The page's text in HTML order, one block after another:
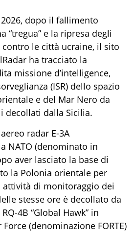
dopo il fallimento
“tregua” e la ripresa degli
le città ucraine, il sito
ha tracciato la
missione d’intelligence,
(ISR) dello spazio
e del Mar Nero da
decollati dalla Sicilia.
radar E-3A
NATO (denominato in
aver lasciato la base di
la Polonia orientale per
attività di monitoraggio dei
stesse ore è decollato da
4B “Global Hawk” in
Force (denominazione FORTE)